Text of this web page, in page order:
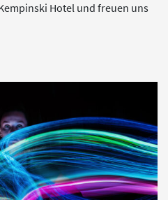
Hotel und freuen uns